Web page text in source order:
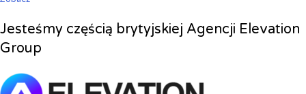
Jesteśmy częścią brytyjskiej Agencji Elevation
Group